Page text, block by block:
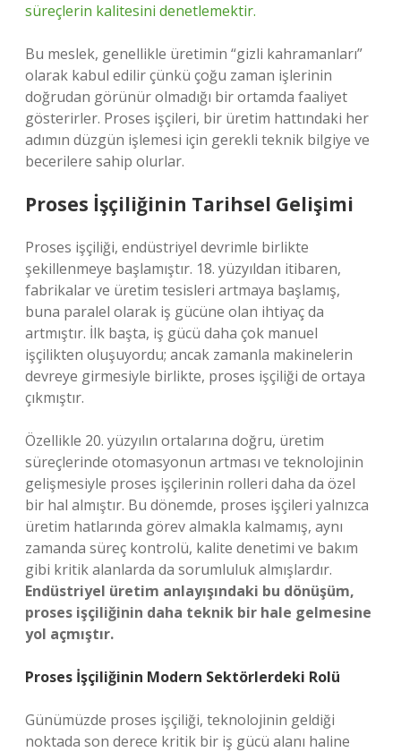
süreçlerin kalitesini denetlemektir.
Bu meslek, genellikle üretimin “gizli kahramanları”
olarak kabul edilir çünkü çoğu zaman işlerinin
doğrudan görünür olmadığı bir ortamda faaliyet
gösterirler. Proses işçileri, bir üretim hattındaki her
adımın düzgün işlemesi için gerekli teknik bilgiye ve
becerilere sahip olurlar.
Proses İşçiliğinin Tarihsel Gelişimi
Proses işçiliği, endüstriyel devrimle birlikte
şekillenmeye başlamıştır. 18. yüzyıldan itibaren,
fabrikalar ve üretim tesisleri artmaya başlamış,
buna paralel olarak iş gücüne olan ihtiyaç da
artmıştır. İlk başta, iş gücü daha çok manuel
işçilikten oluşuyordu; ancak zamanla makinelerin
devreye girmesiyle birlikte, proses işçiliği de ortaya
çıkmıştır.
Özellikle 20. yüzyılın ortalarına doğru, üretim
süreçlerinde otomasyonun artması ve teknolojinin
gelişmesiyle proses işçilerinin rolleri daha da özel
bir hal almıştır. Bu dönemde, proses işçileri yalnızca
üretim hatlarında görev almakla kalmamış, aynı
zamanda süreç kontrolü, kalite denetimi ve bakım
gibi kritik alanlarda da sorumluluk almışlardır.
Endüstriyel üretim anlayışındaki bu dönüşüm,
proses işçiliğinin daha teknik bir hale gelmesine
yol açmıştır.
Proses İşçiliğinin Modern Sektörlerdeki Rolü
Günümüzde proses işçiliği, teknolojinin geldiği
noktada son derece kritik bir iş gücü alanı haline